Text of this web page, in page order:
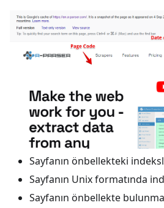
Sayfanın önbellekteki
Sayfanın Unix formatında
Sayfanın önbellekte